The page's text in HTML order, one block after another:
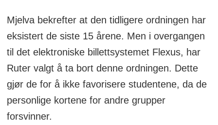
Mjelva bekrefter at den tidligere ordningen har
eksistert de siste 15 årene. Men i overgangen
til det elektroniske billettsystemet Flexus, har
Ruter valgt å ta bort denne ordningen. Dette
gjør de for å ikke favorisere studentene, da de
personlige kortene for andre grupper
forsvinner.